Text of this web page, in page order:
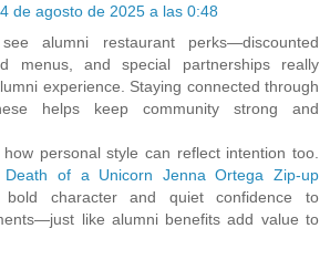
4 de agosto de 2025 a las 0:48
alumni restaurant perks—discounted
menus, and special partnerships really
experience. Staying connected through
helps keep community strong and
personal style can reflect intention too.
Death of a Unicorn Jenna Ortega Zip‑up
character and quiet confidence to
like alumni benefits add value to